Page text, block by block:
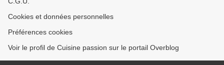
Cookies et données personnelles
Préférences cookies
Voir le profil de Cuisine passion sur le portail Overblog